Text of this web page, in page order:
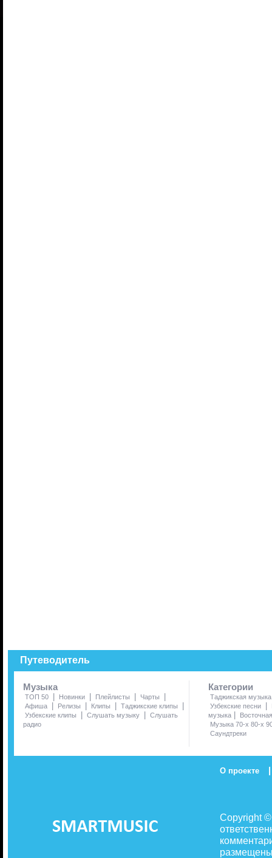
Путеводитель
Музыка
ТОП 50 | Новинки | Плейлисты | Чарты |
Афиша | Релизы | Клипы | Таджикские клипы |
Узбекские клипы | Слушать музыку | Слушать
радио
Категории
Таджикская музыка
Узбекские песни
|
музыка |
Музыка 70-х 80-х
Саундтреки
О проекте |
Copyright
размещены